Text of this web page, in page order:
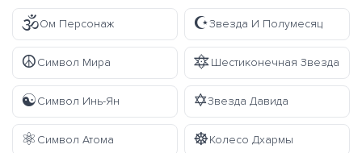
🕉️Ом Персонаж ☪️Звезда И Полумесяц
☮️Символ Мира 🔯Шестиконечная Звезда
☯️Символ Инь-Ян ✡️Звезда Давида
⚛️ Символ Атома ☸️Колесо Дхармы